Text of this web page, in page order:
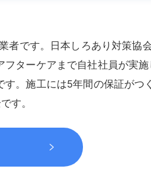
者です。日本しろあり対策協
ターケアまで自社社員が実
す。施工には5年間の保証がつ
す。